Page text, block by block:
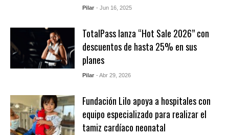
Pilar - Jun 16, 2025
TotalPass lanza “Hot Sale 2026” con
descuentos de hasta 25% en sus
planes
Pilar - Abr 29, 2026
Fundación Lilo apoya a hospitales con
equipo especializado para realizar el
tamiz cardíaco neonatal